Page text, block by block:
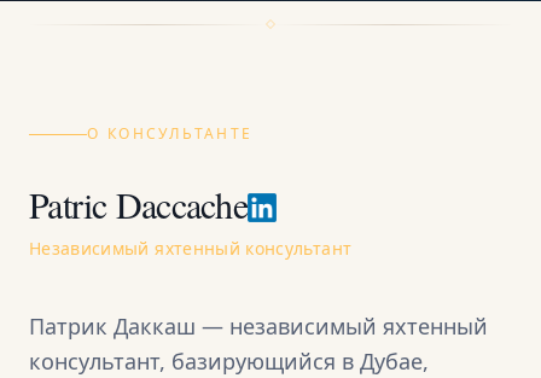
О КОНСУЛЬТАНТЕ
Patric Daccache
Независимый яхтенный консультант
Патрик Даккаш — независимый яхтенный
консультант, базирующийся в Дубае,